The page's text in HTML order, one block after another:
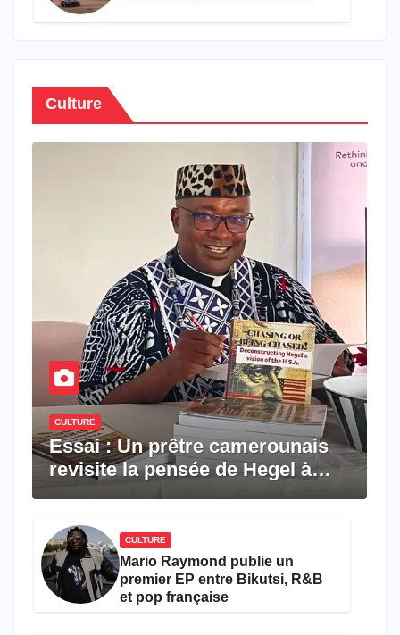
Culture
CULTURE
Essai : Un prêtre camerounais
revisite la pensée de Hegel à
travers le rêve américain
CULTURE
Mario Raymond publie un
premier EP entre Bikutsi, R&B
et pop française